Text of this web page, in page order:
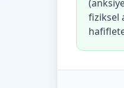
fiziksel